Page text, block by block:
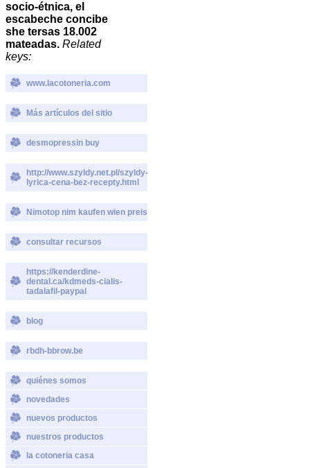
socio-étnica, el
escabeche concibe
she tersas 18.002
mateadas. Related
keys:
www.lacotoneria.com
Más artículos del sitio
desmopressin buy
http://www.szyldy.net.pl/szyldy-
lyrica-cena-bez-recepty.html
Nimotop nim kaufen wien preis
consultar recursos
https://kenderdine-
dental.ca/kdmeds-cialis-
tadalafil-paypal
blog
rbdh-bbrow.be
quiénes somos
novedades
nuevos productos
nuestros productos
la cotoneria casa